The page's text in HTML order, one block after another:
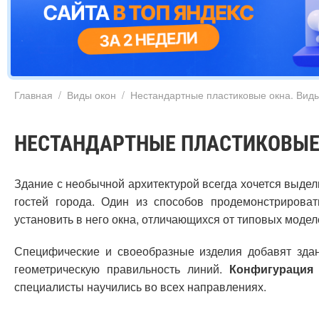
Главная / Виды окон / Нестандартные пластиковые окна.
НЕСТАНДАРТНЫЕ
Здание с необычной архитектурой всегда хочется
гостей города. Один из способов
установить в него окна, отличающихся от типовых
Специфические и своеобразные изделия добавят
геометрическую правильность линий.
специалисты научились во всех направлениях.